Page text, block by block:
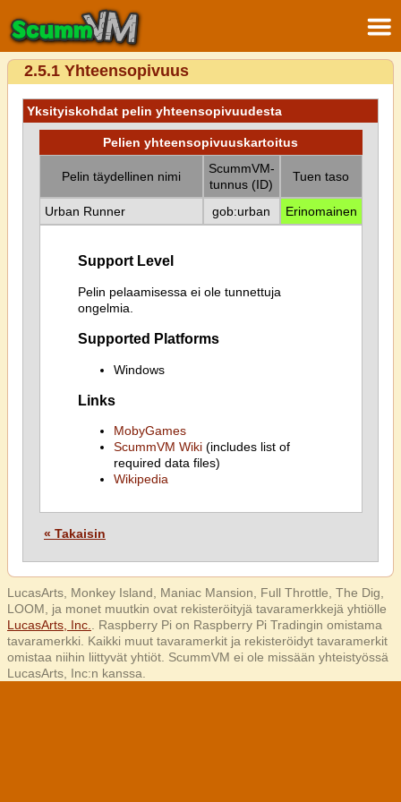
2.5.1 Yhteensopivuus
Yksityiskohdat pelin yhteensopivuudesta
Pelien yhteensopivuuskartoitus
Pelin täydellinen nimi
ScummVM-
tunnus (ID)
Tuen taso
Urban Runner gob:urban Erinomainen
Support Level
Pelin pelaamisessa ei ole tunnettuja
ongelmia.
Supported Platforms
Windows
Links
MobyGames
ScummVM Wiki(includes list of
required data files)
Wikipedia
« Takaisin
LucasArts, Monkey Island, Maniac Mansion, Full Throttle, The Dig,
LOOM, ja monet muutkin ovat rekisteröityjä tavaramerkkejä yhtiölle
LucasArts, Inc.
. Raspberry Pi on Raspberry Pi Tradingin omistama
tavaramerkki. Kaikki muut tavaramerkit ja rekisteröidyt tavaramerkit
omistaa niihin liittyvät yhtiöt. ScummVM ei ole missään yhteistyössä
LucasArts, Inc:n kanssa.